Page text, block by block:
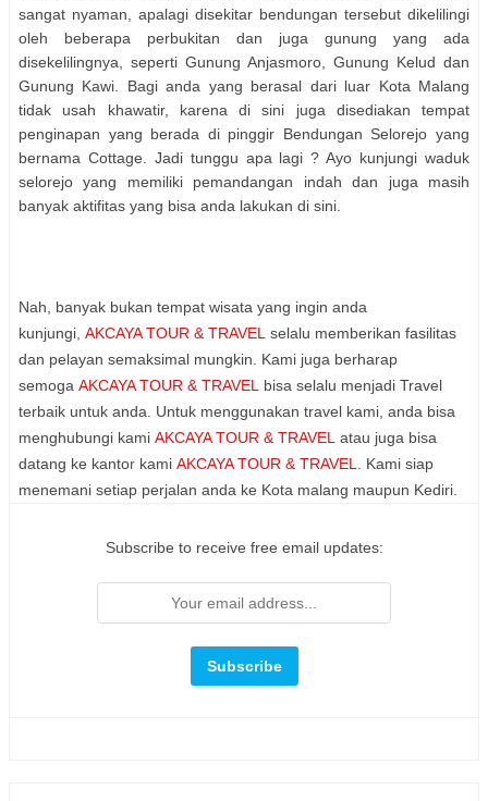
sangat nyaman, apalagi disekitar bendungan tersebut dikelilingi
oleh beberapa perbukitan dan juga gunung yang ada
disekelilingnya, seperti Gunung Anjasmoro, Gunung Kelud dan
Gunung Kawi. Bagi anda yang berasal dari luar Kota Malang
tidak usah khawatir, karena di sini juga disediakan tempat
penginapan yang berada di pinggir Bendungan Selorejo yang
bernama Cottage. Jadi tunggu apa lagi ? Ayo kunjungi waduk
selorejo yang memiliki pemandangan indah dan juga masih
banyak aktifitas yang bisa anda lakukan di sini.
Nah, banyak bukan tempat wisata yang ingin anda
kunjungi AKCAYA TOUR & TRAVEL selalu memberikan fasilitas
dan pelayan semaksimal mungkin. Kami juga berharap
semoga AKCAYA TOUR & TRAVEL
bisa selalu menjadi Travel
terbaik untuk anda. Untuk menggunakan travel kami, anda bisa
menghubungi kami AKCAYA TOUR & TRAVEL atau juga bisa
datang ke kantor kami AKCAYA TOUR & TRAVEL
. Kami siap
menemani setiap perjalan anda ke Kota malang maupun Kediri.
Subscribe to receive free email updates: